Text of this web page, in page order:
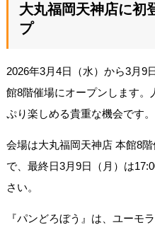
大丸福岡天神店に初
プ
2026年3月4日（水）から3月9
館8階催場にオープンします。
ぷり楽しめる貴重な機会です。
会場は大丸福岡天神店 本館8
で、最終日3月9日（月）は
さい。
『パンどろぼう』は、ユーモ